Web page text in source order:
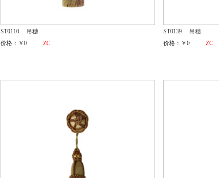
ST0110
吊穗
价格：￥0
ZC
ST0139
吊穗
价格：￥0
ZC